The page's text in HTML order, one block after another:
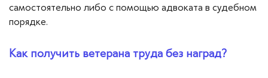
самостоятельно либо с помощью адвоката в судебном
порядке.
Как получить ветерана труда без наград?